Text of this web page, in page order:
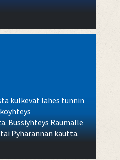
kulkevat lähes tunnin
Bussiyhteys Raumalle
Pyhärannan kautta.